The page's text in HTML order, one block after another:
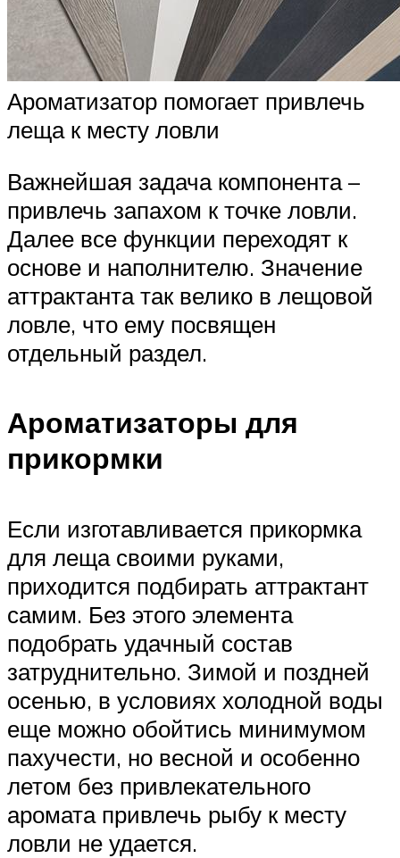
Ароматизатор помогает привлечь
леща к месту ловли
Важнейшая задача компонента –
привлечь запахом к точке ловли.
Далее все функции переходят к
основе и наполнителю. Значение
аттрактанта так велико в лещовой
ловле, что ему посвящен
отдельный раздел.
Ароматизаторы для
прикормки
Если изготавливается прикормка
для леща своими руками,
приходится подбирать аттрактант
самим. Без этого элемента
подобрать удачный состав
затруднительно. Зимой и поздней
осенью, в условиях холодной воды
еще можно обойтись минимумом
пахучести, но весной и особенно
летом без привлекательного
аромата привлечь рыбу к месту
ловли не удается.